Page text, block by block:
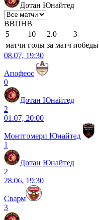
Дотан Юнайтед
ВВПНВ
5
10 2.0 3
матчи голы за матч победы
08.07, 19:30
Апофеос
0
Дотан Юнайтед
2
01.07, 20:00
Монтгомери Юнайтед
1
Дотан Юнайтед
2
28.06, 19:30
Сварм
3